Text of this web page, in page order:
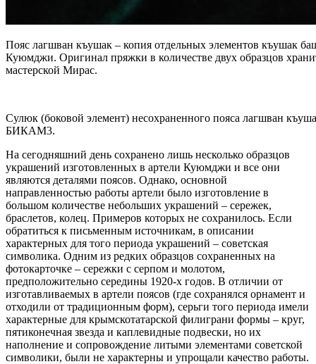
Пояс лагшван къушак – копия отдельных элементов къушак
Куюмджи. Оригинал пряжки в количестве двух образцов
мастерской Мирас.
Сулюк (боковой элемент) несохраненного пояса лагшван
БИКАМ3.
На сегодняшний день сохранено лишь несколько образцов
украшений изготовленных в артели Куюмджи и все они
являются деталями поясов. Однако, основной
направленностью работы артели было изготовление в
большом количестве небольших украшений – сережек,
браслетов, колец. Примеров которых не сохранилось. Если
обратиться к письменным источникам, в описании
характерных для того периода украшений – советская
символика. Одним из редких образцов сохраненных на
фотокарточке – сережки с серпом и молотом,
предположительно середины 1920-х годов. В отличии от
изготавливаемых в артели поясов (где сохранялся орнамент и
отходили от традиционным форм), серьги того периода имели
характерные для крымскотатарской филиграни формы – круг,
пятиконечная звезда и каплевидные подвески, но их
наполнение и сопровождение литыми элементами советской
символики, были не характерны и упрощали качество работы.